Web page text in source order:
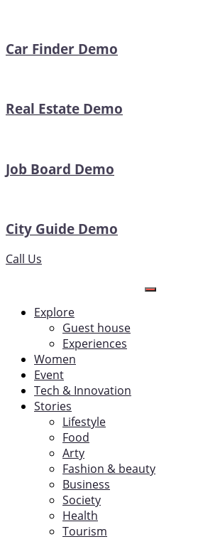
Car Finder Demo
Real Estate Demo
Job Board Demo
City Guide Demo
Call Us
Explore
Guest house
Experiences
Women
Event
Tech & Innovation
Stories
Lifestyle
Food
Arty
Fashion & beauty
Business
Society
Health
Tourism